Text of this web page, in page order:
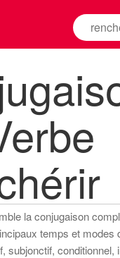
la
d'un
verbe
la conjugaison
temps et modes
subjonctif, conditionnel,